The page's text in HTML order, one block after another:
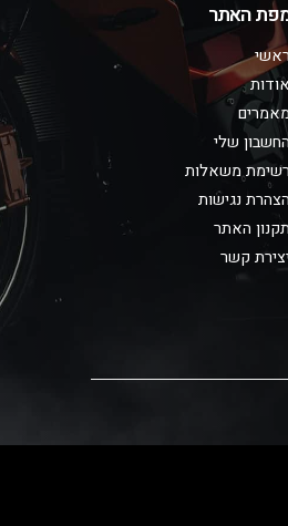
האתר
אודות
מאמרים
שלי
רשימת משאלות
הצהרת נגישות
האתר
יצירת קשר